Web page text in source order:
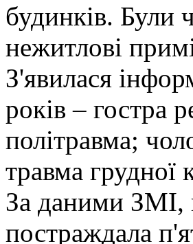
будинків. Були
нежитлові
З'явилася
років – гостра
політравма;
травма грудної
За даними ЗМІ,
постраждала